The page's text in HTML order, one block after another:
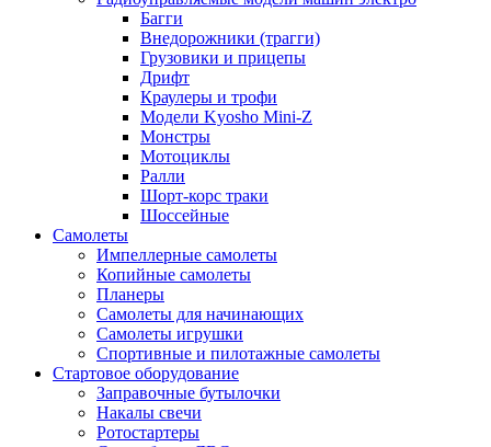
Багги
Внедорожники (трагги)
Грузовики и прицепы
Дрифт
Краулеры и трофи
Модели Kyosho Mini-Z
Монстры
Мотоциклы
Ралли
Шорт-корс траки
Шоссейные
Самолеты
Импеллерные самолеты
Копийные самолеты
Планеры
Самолеты для начинающих
Самолеты игрушки
Спортивные и пилотажные самолеты
Стартовое оборудование
Заправочные бутылочки
Накалы свечи
Ротостартеры